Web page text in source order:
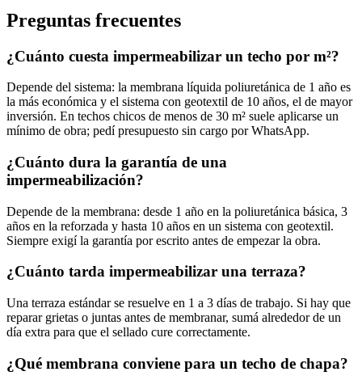
Preguntas frecuentes
¿Cuánto cuesta impermeabilizar un techo por m²?
Depende del sistema: la membrana líquida poliuretánica de 1 año es
la más económica y el sistema con geotextil de 10 años, el de mayor
inversión. En techos chicos de menos de 30 m² suele aplicarse un
mínimo de obra; pedí presupuesto sin cargo por WhatsApp.
¿Cuánto dura la garantía de una
impermeabilización?
Depende de la membrana: desde 1 año en la poliuretánica básica, 3
años en la reforzada y hasta 10 años en un sistema con geotextil.
Siempre exigí la garantía por escrito antes de empezar la obra.
¿Cuánto tarda impermeabilizar una terraza?
Una terraza estándar se resuelve en 1 a 3 días de trabajo. Si hay que
reparar grietas o juntas antes de membranar, sumá alrededor de un
día extra para que el sellado cure correctamente.
¿Qué membrana conviene para un techo de chapa?